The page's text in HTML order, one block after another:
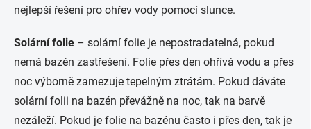
nejlepší řešení pro ohřev vody pomocí slunce.
Solární folie – solární folie je nepostradatelná, pokud
nemá bazén zastřešení. Folie přes den ohřívá vodu a přes
noc výborně zamezuje tepelným ztrátám. Pokud dáváte
solární folii na bazén převážně na noc, tak na barvě
nezáleží. Pokud je folie na bazénu často i přes den, tak je